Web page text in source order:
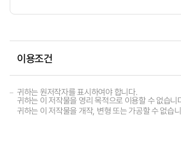
이용조건
귀하는 원저작자를 표시하여야 합니다.
귀하는 이 저작물을 영리 목적으로 이용할 수 없습니
귀하는 이 저작물을 개작, 변형 또는 가공할 수 없습